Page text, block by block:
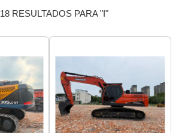
18 RESULTADOS PARA "I"